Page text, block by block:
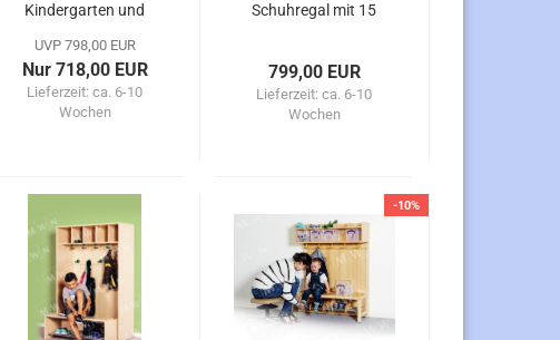
Kindergarten und
kaufen.
UVP 798,00 EUR
Nur 718,00 EUR
Lieferzeit:ca. 6-10
Wochen
Schuhregal mit 15
799,00 EUR
Lieferzeit:ca. 6-10
Wochen
-10%